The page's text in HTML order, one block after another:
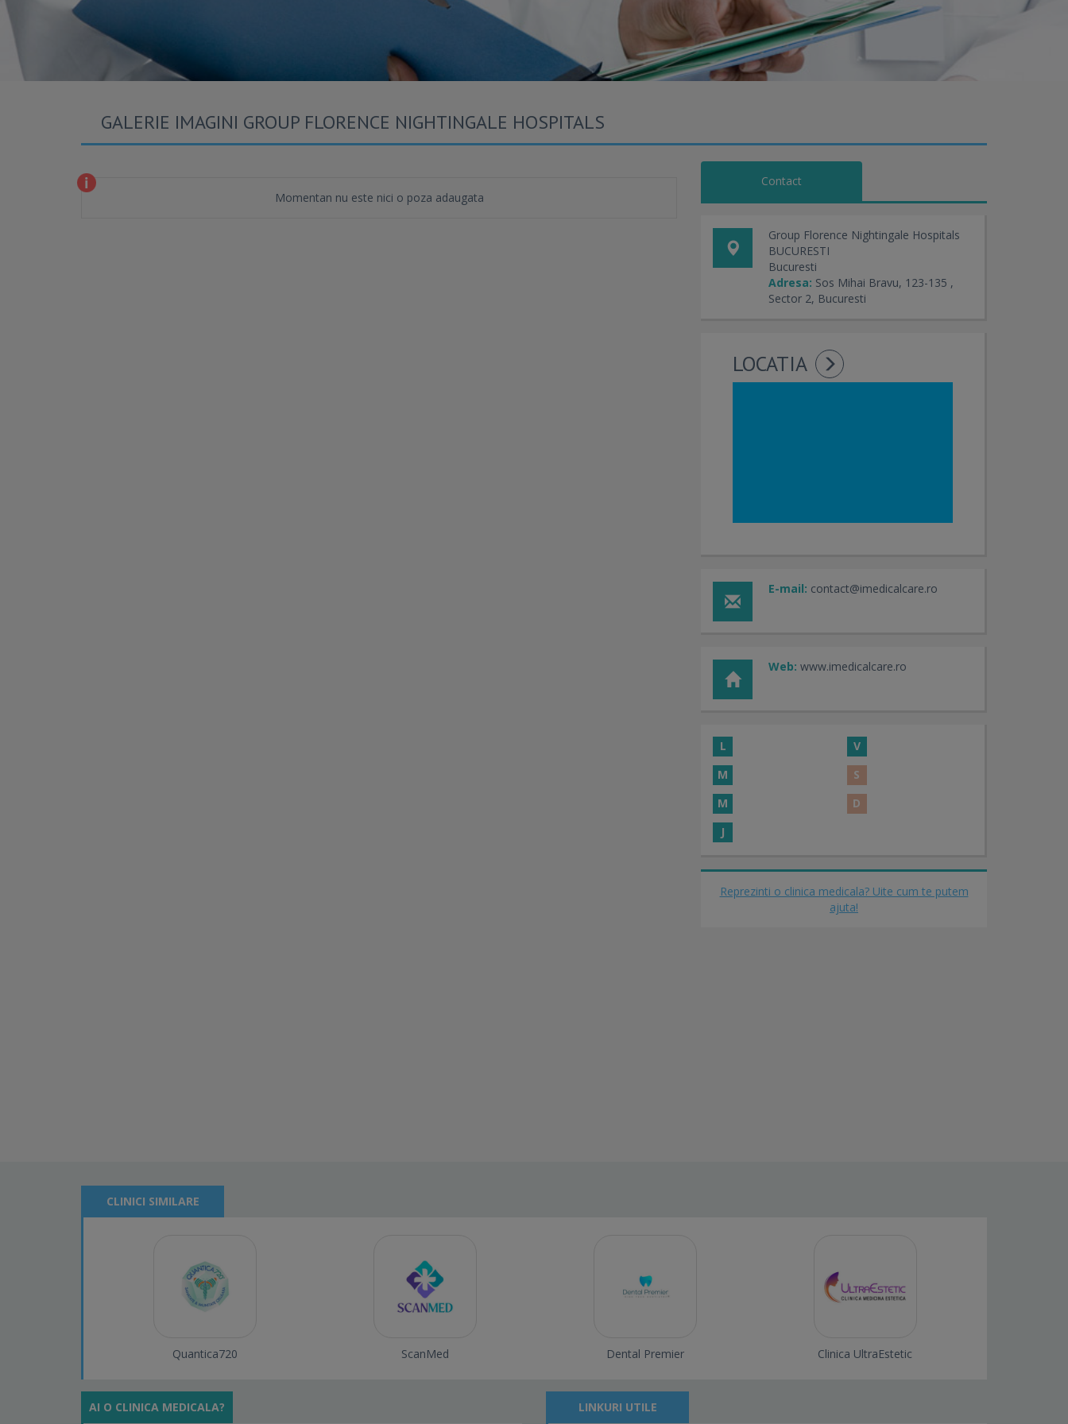
GALERIE IMAGINI GROUP FLORENCE NIGHTINGALE HOSPITALS
Momentan nu este nici o poza adaugata
Contact
Group Florence Nightingale Hospitals
BUCURESTI
Bucuresti
Adresa: Sos Mihai Bravu, 123-135 ,
Sector 2, Bucuresti
LOCATIA
E-mail: contact@imedicalcare.ro
Web: www.imedicalcare.ro
L
V
M
S
M
D
J
Reprezinti o clinica medicala? Uite cum te putem
ajuta!
CLINICI SIMILARE
Quantica720 ScanMed Dental Premier Clinica UltraEstetic
AI O CLINICA MEDICALA? LINKURI UTILE